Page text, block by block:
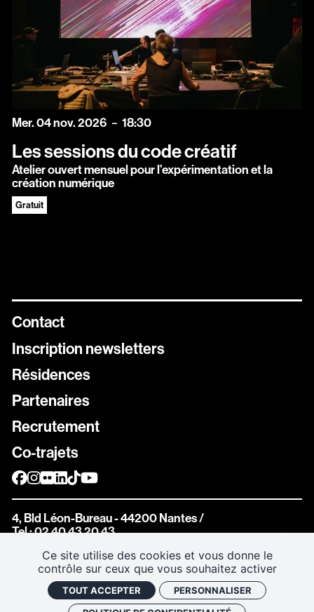
Ce site utilise des cookies et vous donne le
contrôle sur ceux que vous souhaitez activer
TOUT ACCEPTER
PERSONNALISER
mercredi
Mer.04novembre
nov.2026 18:30
Les sessions du code créatif
Atelier ouvert mensuel pour l’expérimentation et la
création numérique
Gratuit
Contact
Inscription newsletters
Résidences
Partenaires
Recrutement
Co-trajets
4, Bld Léon-Bureau - 44200 Nantes/
Tel : 02 40 43 20 43
Inscrivez vous aux différentes newsletters de Stereolux
Carte Stereolux
Abonnez-vous !
Offrez à vos proches de beaux moments à Stereolux